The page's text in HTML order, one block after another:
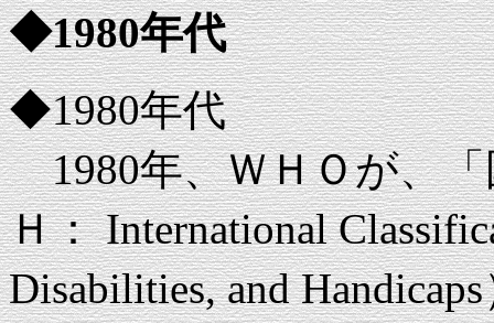
◆1980年代
◆1980年代
1980年、ＷＨＯが、「
Ｈ： International
Disabilities, and